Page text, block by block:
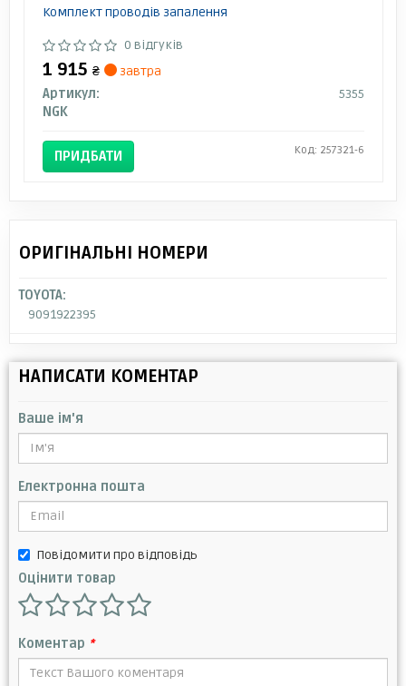
Комплект проводів запалення
0 відгуків
1 915 ₴
завтра
Артикул:
5355
NGK
ПРИДБАТИ Код: 257321-6
ОРИГІНАЛЬНІ НОМЕРИ
TOYOTA:
9091922395
НАПИСАТИ КОМЕНТАР
Ваше ім'я
Електронна пошта
Повідомити про відповідь
Оцінити товар
Коментар *